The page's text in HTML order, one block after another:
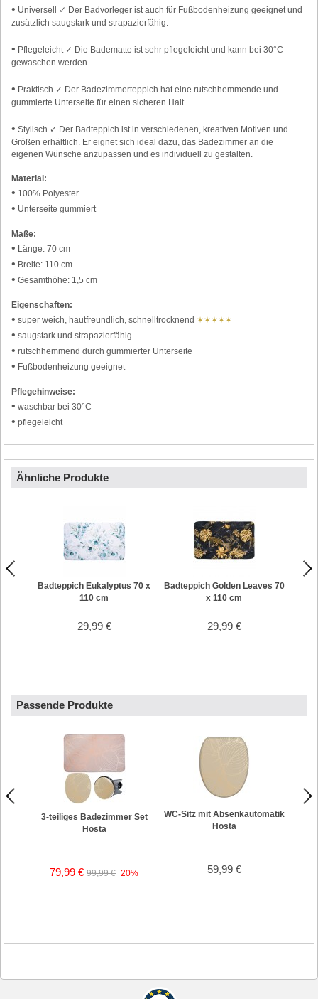
• Universell ✓ Der Badvorleger ist auch für Fußbodenheizung geeignet und
zusätzlich saugstark und strapazierfähig.
• Pflegeleicht ✓ Die Badematte ist sehr pflegeleicht und kann bei 30°C
gewaschen werden.
• Praktisch ✓ Der Badezimmerteppich hat eine rutschhemmende und
gummierte Unterseite für einen sicheren Halt.
• Stylisch ✓ Der Badteppich ist in verschiedenen, kreativen Motiven und
Größen erhältlich. Er eignet sich ideal dazu, das Badezimmer an die
eigenen Wünsche anzupassen und es individuell zu gestalten.
Material:
• 100% Polyester
• Unterseite gummiert
Maße:
• Länge: 70 cm
• Breite: 110 cm
• Gesamthöhe: 1,5 cm
Eigenschaften:
• super weich, hautfreundlich, schnelltrocknend ✶✶✶✶✶
• saugstark und strapazierfähig
• rutschhemmend durch gummierter Unterseite
• Fußbodenheizung geeignet
Pflegehinweise:
• waschbar bei 30°C
• pflegeleicht
Ähnliche Produkte
Badteppich Eukalyptus 70 x
110 cm
29,99 €
Badteppich Golden Leaves 70
x 110 cm
29,99 €
Passende Produkte
3-teiliges Badezimmer Set
Hosta
79,99 €99,99 € 20%
WC-Sitz mit Absenkautomatik
Hosta
59,99 €